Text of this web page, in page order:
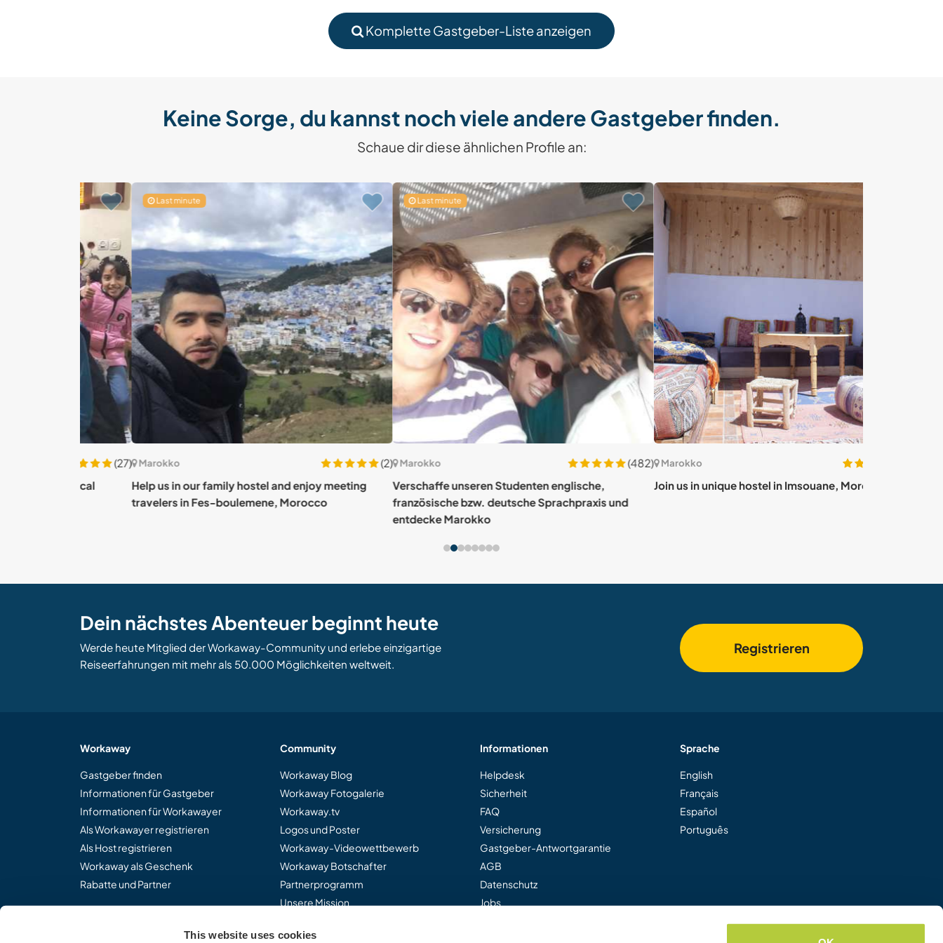
This website uses cookies
Komplette Gastgeber-Liste anzeigen
Keine Sorge, du kannst noch viele andere Gastgeber finden.
Schaue dir diese ähnlichen Profile an:
Last minute
Marokko
(2)
Help us in our family hostel and enjoy meeting
travelers in Fes-boulemene, Morocco
Last minute
Marokko
(482)
Verschaffe unseren Studenten englische,
französische bzw. deutsche Sprachpraxis und
entdecke Marokko
Marokko
(4)
Join us in unique hostel in Imsouane, Morocco
Dein nächstes Abenteuer beginnt heute
Werde heute Mitglied der Workaway-Community und erlebe einzigartige
Reiseerfahrungen mit mehr als 50.000 Möglichkeiten weltweit.
Registrieren
Workaway
Gastgeber finden
Informationen für Gastgeber
Informationen für Workawayer
Als Workawayer registrieren
Als Host registrieren
Workaway als Geschenk
Rabatte und Partner
Community
Workaway Blog
Workaway Fotogalerie
Workaway.tv
Logos und Poster
Workaway-Videowettbewerb
Workaway Botschafter
Partnerprogramm
Unsere Mission
Informationen
Helpdesk
Sicherheit
FAQ
Versicherung
Gastgeber-Antwortgarantie
AGB
Datenschutz
Jobs
Sprache
English
Français
Español
Português